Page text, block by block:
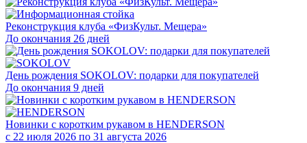
Реконструкция клуба «ФизКульт. Мещера»
До окончания 26 дней
День рождения SOKOLOV: подарки для покупателей
До окончания 9 дней
Новинки с коротким рукавом в HENDERSON
с 22 июля 2026 по 31 августа 2026